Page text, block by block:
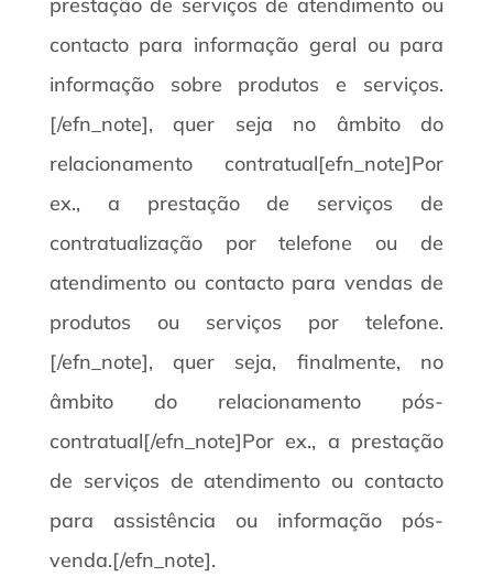
contacto para informação geral ou para
informação sobre produtos e serviços.
[/efn_note], quer seja no âmbito do
relacionamento contratual[efn_note]Por
ex., a prestação de serviços de
contratualização por telefone ou de
atendimento ou contacto para vendas de
produtos ou serviços por telefone.
[/efn_note], quer seja, finalmente, no
âmbito do relacionamento pós-
contratual[/efn_note]Por ex., a prestação
de serviços de atendimento ou contacto
para assistência ou informação pós-
venda.[/efn_note].